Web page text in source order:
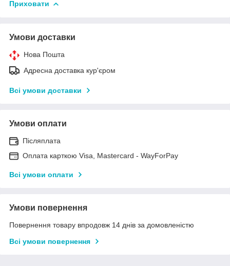
Приховати
Умови доставки
Нова Пошта
Адресна доставка кур'єром
Всі умови доставки
Умови оплати
Післяплата
Оплата карткою Visa, Mastercard - WayForPay
Всі умови оплати
Умови повернення
Повернення товару впродовж 14 днів за домовленістю
Всі умови повернення